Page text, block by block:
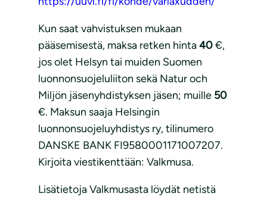
Kun saat vahvistuksen mukaan
pääsemisestä, maksa retken hinta40€,
jos olet Helsyn tai muiden Suomen
luonnonsuojeluliiton sekä Natur och
Miljön jäsenyhdistyksen jäsen; muille 50
€. Maksun saaja Helsingin
luonnonsuojeluyhdistys ry, tilinumero
DANSKE BANK FI9580001171007207.
Kirjoita viestikenttään: Valkmusa.
Lisätietoja Valkmusasta löydät netistä